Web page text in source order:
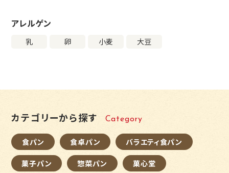
アレルゲン
乳 卵 ⼩⻨ 大豆
カテゴリーから探す Category
食パン 食卓パン バラエティ食パン
菓子パン 惣菜パン 菓心堂